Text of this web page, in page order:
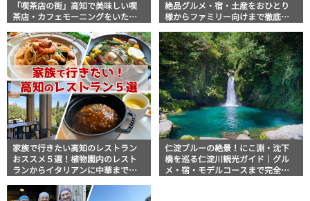
「喫茶店の街」高知で美味しい喫
茶店・カフェモーニングをいただ
絶品グルメ・宿・土産をおひとり
様からファミリー向けまで徹底解
家族で行きたい高知のレストラン
おススメ５選！植物園内のレスト
ランからイタリアンに中華まで楽
仁淀ブルーの絶景！にこ淵・沈下
橋を巡る仁淀川観光ガイド｜グル
メ・宿・モデルコースまで完全網